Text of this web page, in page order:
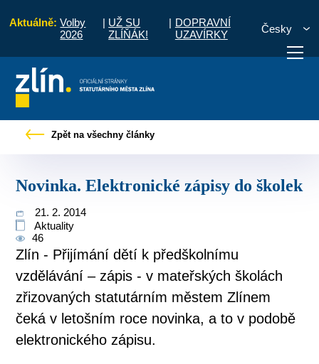
Aktuálně: Volby
2026
| UŽ SU
ZLÍŇÁK!
| DOPRAVNÍ
UZAVÍRKY
Česky
vyřídit Potřebuji zaplatit
Zpět na všechny články
Novinka. Elektronické zápisy do školek
21. 2. 2014
Aktuality
46
Zlín - Přijímání dětí k předškolnímu
vzdělávání – zápis - v mateřských školách
zřizovaných statutárním městem Zlínem
čeká v letošním roce novinka, a to v podobě
elektronického zápisu.